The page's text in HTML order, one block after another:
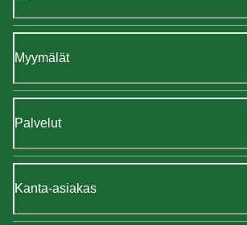
Myymälät
Palvelut
Kanta-asiakas